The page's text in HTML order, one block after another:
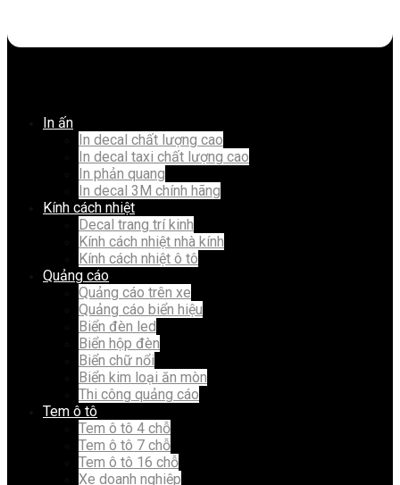
In ấn
In decal chất lượng cao
In decal taxi chất lượng cao
In phản quang
In decal 3M chính hãng
Kính cách nhiệt
Decal trang trí kinh
Kính cách nhiệt nhà kính
Kính cách nhiệt ô tô
Quảng cáo
Quảng cáo trên xe
Quảng cáo biển hiệu
Biển đèn led
Biển hộp đèn
Biển chữ nổi
Biển kim loại ăn mòn
Thi công quảng cáo
Tem ô tô
Tem ô tô 4 chỗ
Tem ô tô 7 chỗ
Tem ô tô 16 chỗ
Xe doanh nghiệp